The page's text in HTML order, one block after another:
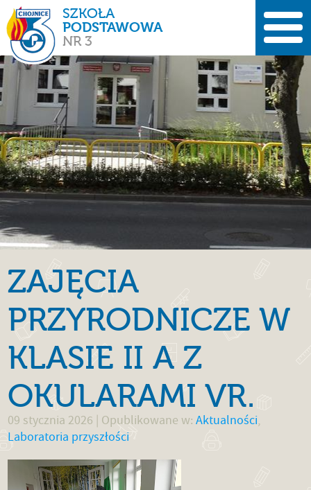
SZKOŁA
PODSTAWOWA
NR 3
ZAJĘCIA
PRZYRODNICZE W
KLASIE II A Z
OKULARAMI VR.
09 stycznia 2026 | Opublikowane w:Aktualności,
Laboratoria przyszłości